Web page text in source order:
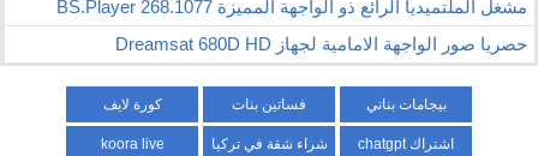
مشغل الملتميديا الرائع ذو الواجهة المميزة BS.Player 268.1077
حصريا صور الواجهة الامامية لجهاز Dreamsat 680D HD
بيجامات بناتي فساتين بنات كورة لايف
اشتراك chatgpt شراء شقة في تركيا koora live